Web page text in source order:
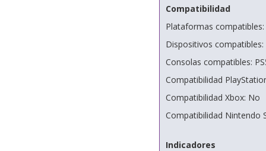
Compatibilidad
Plataformas
Dispositivos
Consolas compatibles:
Compatibilidad
Compatibilidad Xbox: No
Compatibilidad Nintendo
Indicadores